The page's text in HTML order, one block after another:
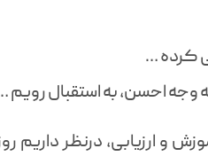
کرده …
وجه احسن، به استقبال رویم